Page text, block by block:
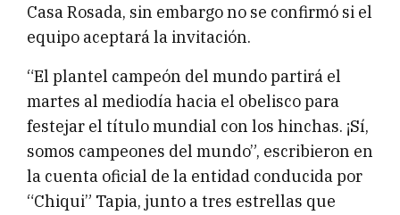
Casa Rosada, sin embargo no se confirmó si el
equipo aceptará la invitación.
“El plantel campeón del mundo partirá el
martes al mediodía hacia el obelisco para
festejar el título mundial con los hinchas. ¡Sí,
somos campeones del mundo”, escribieron en
la cuenta oficial de la entidad conducida por
“Chiqui” Tapia, junto a tres estrellas que